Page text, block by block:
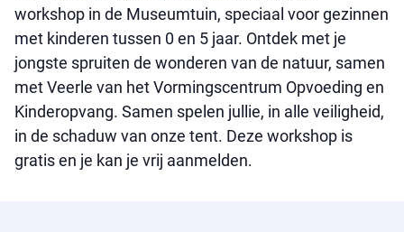
workshop in de Museumtuin, speciaal voor gezinnen
met kinderen tussen 0 en 5 jaar. Ontdek met je
jongste spruiten de wonderen van de natuur, samen
met Veerle van het Vormingscentrum Opvoeding en
Kinderopvang. Samen spelen jullie, in alle veiligheid,
in de schaduw van onze tent. Deze workshop is
gratis en je kan je vrij aanmelden.